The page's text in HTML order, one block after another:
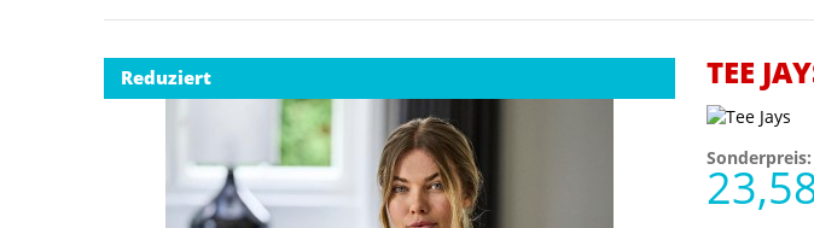
Reduziert TEE
Sonderpreis: